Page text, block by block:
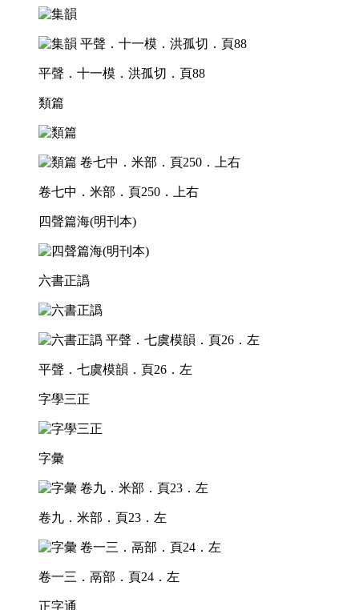
平聲．十一模．洪孤切．頁88
類篇
卷七中．米部．頁250．上右
四聲篇海(明刊本)
六書正譌
平聲．七虞模韻．頁26．左
字學三正
字彙
卷九．米部．頁23．左
卷一三．鬲部．頁24．左
正字通